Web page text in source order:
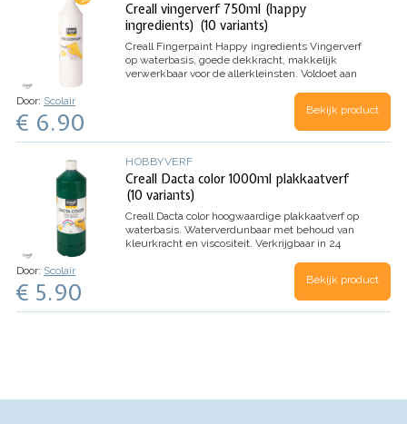
Creall vingerverf 750ml (happy
ingredients) (10 variants)
Creall Fingerpaint Happy ingredients Vingerverf
op waterbasis, goede dekkracht, makkelijk
verwerkbaar voor de allerkleinsten. Voldoet aan
Door: Scolair
€ 6.90 Bekijk product
HOBBYVERF
Creall Dacta color 1000ml plakkaatverf
(10 variants)
Creall Dacta color hoogwaardige plakkaatverf op
waterbasis. Waterverdunbaar met behoud van
kleurkracht en viscositeit. Verkrijgbaar in 24
Door: Scolair
€ 5.90 Bekijk product